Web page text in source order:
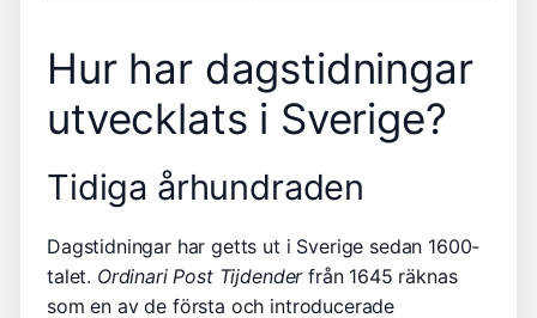
Hur har dagstidningar
utvecklats i Sverige?
Tidiga århundraden
Dagstidningar har getts ut i Sverige sedan 1600-
talet. Ordinari Post Tijdenderfrån 1645 räknas
som en av de första och introducerade